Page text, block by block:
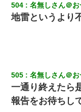
わけないでしょｗｗ
（あまりにも希望通り
私『貯金貯まったし
504 名無しさん＠
地雷というより
505 名無しさん＠
一通り終えたら
報告をお待ちし